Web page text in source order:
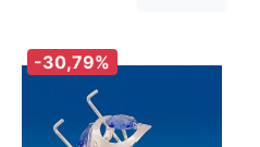
-30,79%